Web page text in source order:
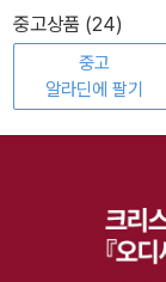
중고상품 (24)
중고
알라딘에 팔기